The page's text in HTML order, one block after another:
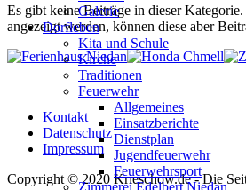
Galerie
Dorfleben
Kita und Schule
Kirche
Traditionen
Feuerwehr
Allgemeines
Einsatzberichte
Dienstplan
Jugendfeuerwehr
Feuerwehrsport
Zimmerei Edelbert Niedan
Es gibt keine Beiträge in dieser
angezeigt werden, können diese aber
Kontakt
Datenschutz
Impressum
Copyright © 2020 Krieschow.de - Die